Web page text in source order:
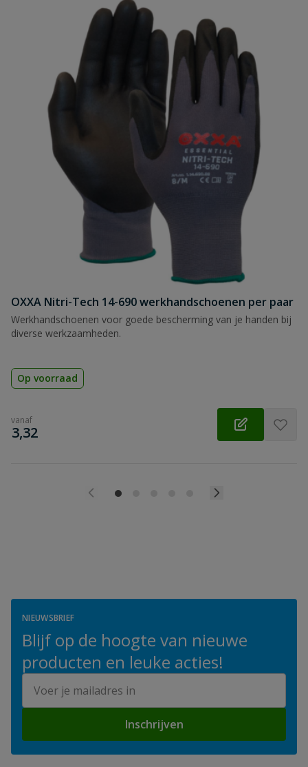
OXXA Nitri-Tech 14-690 werkhandschoenen per paar
Werkhandschoenen voor goede bescherming van je handen bij
diverse werkzaamheden.
Op voorraad
vanaf
€
3,32
NIEUWSBRIEF
Blijf op de hoogte van nieuwe
producten en leuke acties!
Inschrijven